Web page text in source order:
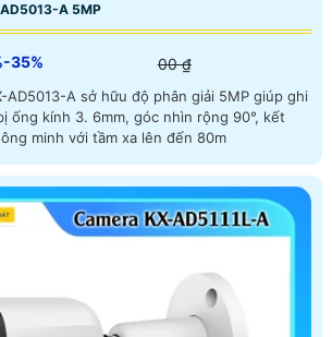
A 5MP
35% 00 ₫
AD5013-A sở hữu độ phân giải 5MP giúp ghi
minh với tầm xa lên đến 80m